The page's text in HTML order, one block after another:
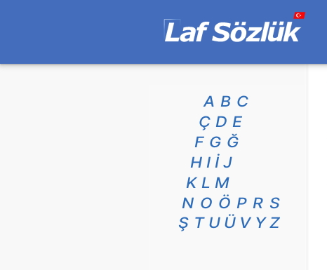
A B C
Ç D E
F G Ğ
H I İ J
K L M
N O Ö P R S
Ş T U Ü V Y Z